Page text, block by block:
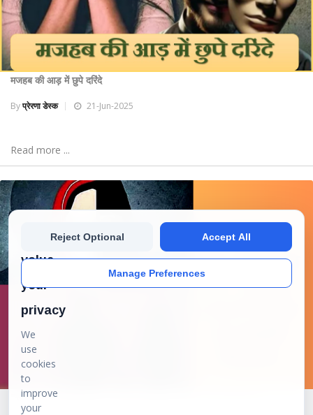
मजहब की आड़ में छुपे दरिंदे
Byप्रेरणा डेस्क 21-Jun-2025
Read more ...
"राहुल" नहीं, दानिश था वो – प्रेम की आड़ में 9 साल का मजहबी कैदखाना
value
your
privacy
We
use
cookies
to
improve
your
Manage Preferences
Reject Optional Accept All